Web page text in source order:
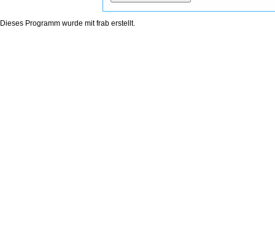
Dieses Programm wurde mitfrab erstellt.